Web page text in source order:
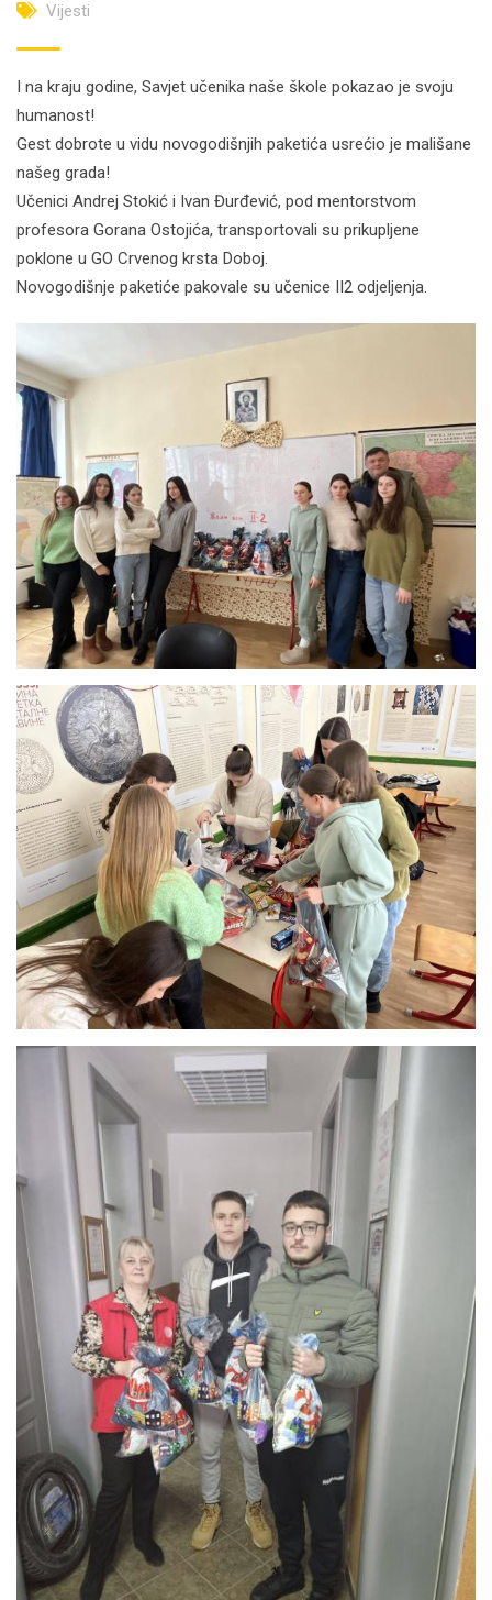
Vijesti
I na kraju godine, Savjet učenika naše škole pokazao je svoju
humanost!
Gest dobrote u vidu novogodišnjih paketića usrećio je mališane
našeg grada!
Učenici Andrej Stokić i Ivan Đurđević, pod mentorstvom
profesora Gorana Ostojića, transportovali su prikupljene
poklone u GO Crvenog krsta Doboj.
Novogodišnje paketiće pakovale su učenice II2 odjeljenja.